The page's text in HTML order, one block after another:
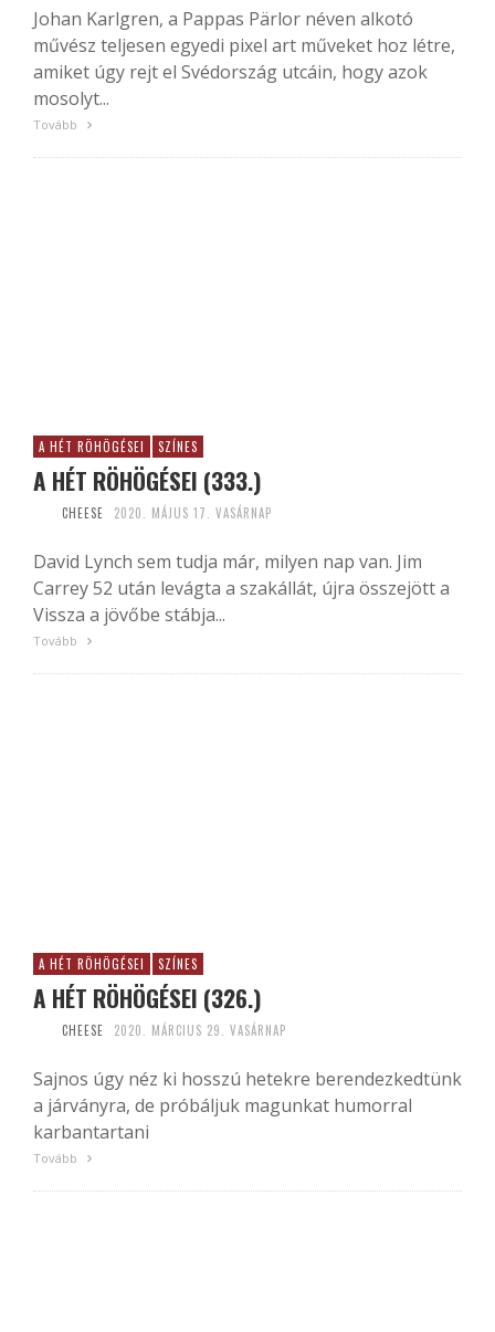
Johan Karlgren, a Pappas Pärlor néven alkotó
művész teljesen egyedi pixel art műveket hoz létre,
amiket úgy rejt el Svédország utcáin, hogy azok
mosolyt...
Tovább
A HÉT RÖHÖGÉSEI SZÍNES
A HÉT RÖHÖGÉSEI (333.)
CHEESE 2020. MÁJUS 17. VASÁRNAP
David Lynch sem tudja már, milyen nap van. Jim
Carrey 52 után levágta a szakállát, újra összejött a
Vissza a jövőbe stábja...
Tovább
A HÉT RÖHÖGÉSEI SZÍNES
A HÉT RÖHÖGÉSEI (326.)
CHEESE 2020. MÁRCIUS 29. VASÁRNAP
Sajnos úgy néz ki hosszú hetekre berendezkedtünk
a járványra, de próbáljuk magunkat humorral
karbantartani
Tovább